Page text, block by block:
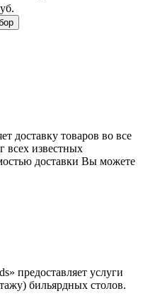
доставку товаров во все
всех известных
доставки Вы можете
предоставляет услуги
бильярдных столов.